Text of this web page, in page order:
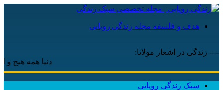
هدف و فلسفه مجله زندگی رویایی
---- زندگی در اشعار مولانا:
دنیا همه هیچ و اهل
سبک زندگی رویایی